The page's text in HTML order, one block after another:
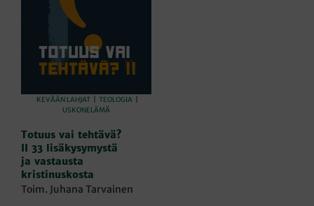
KEVÄÄN LAHJAT TEOLOGIA
USKONELÄMÄ
Totuus vai tehtävä?
II 33 lisäkysymystä
ja vastausta
kristinuskosta
Toim. Juhana Tarvainen